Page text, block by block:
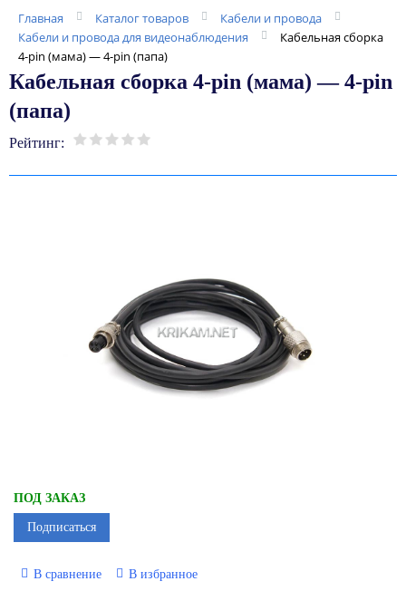
Главная Каталог товаров
Кабели и провода
Кабели и провода для видеонаблюдения
Кабельная сборка
4-pin (мама) — 4-pin (папа)
Кабельная сборка 4-pin (мама) — 4-pin
(папа)
Рейтинг:
ПОД ЗАКАЗ
Подписаться
В сравнение В избранное